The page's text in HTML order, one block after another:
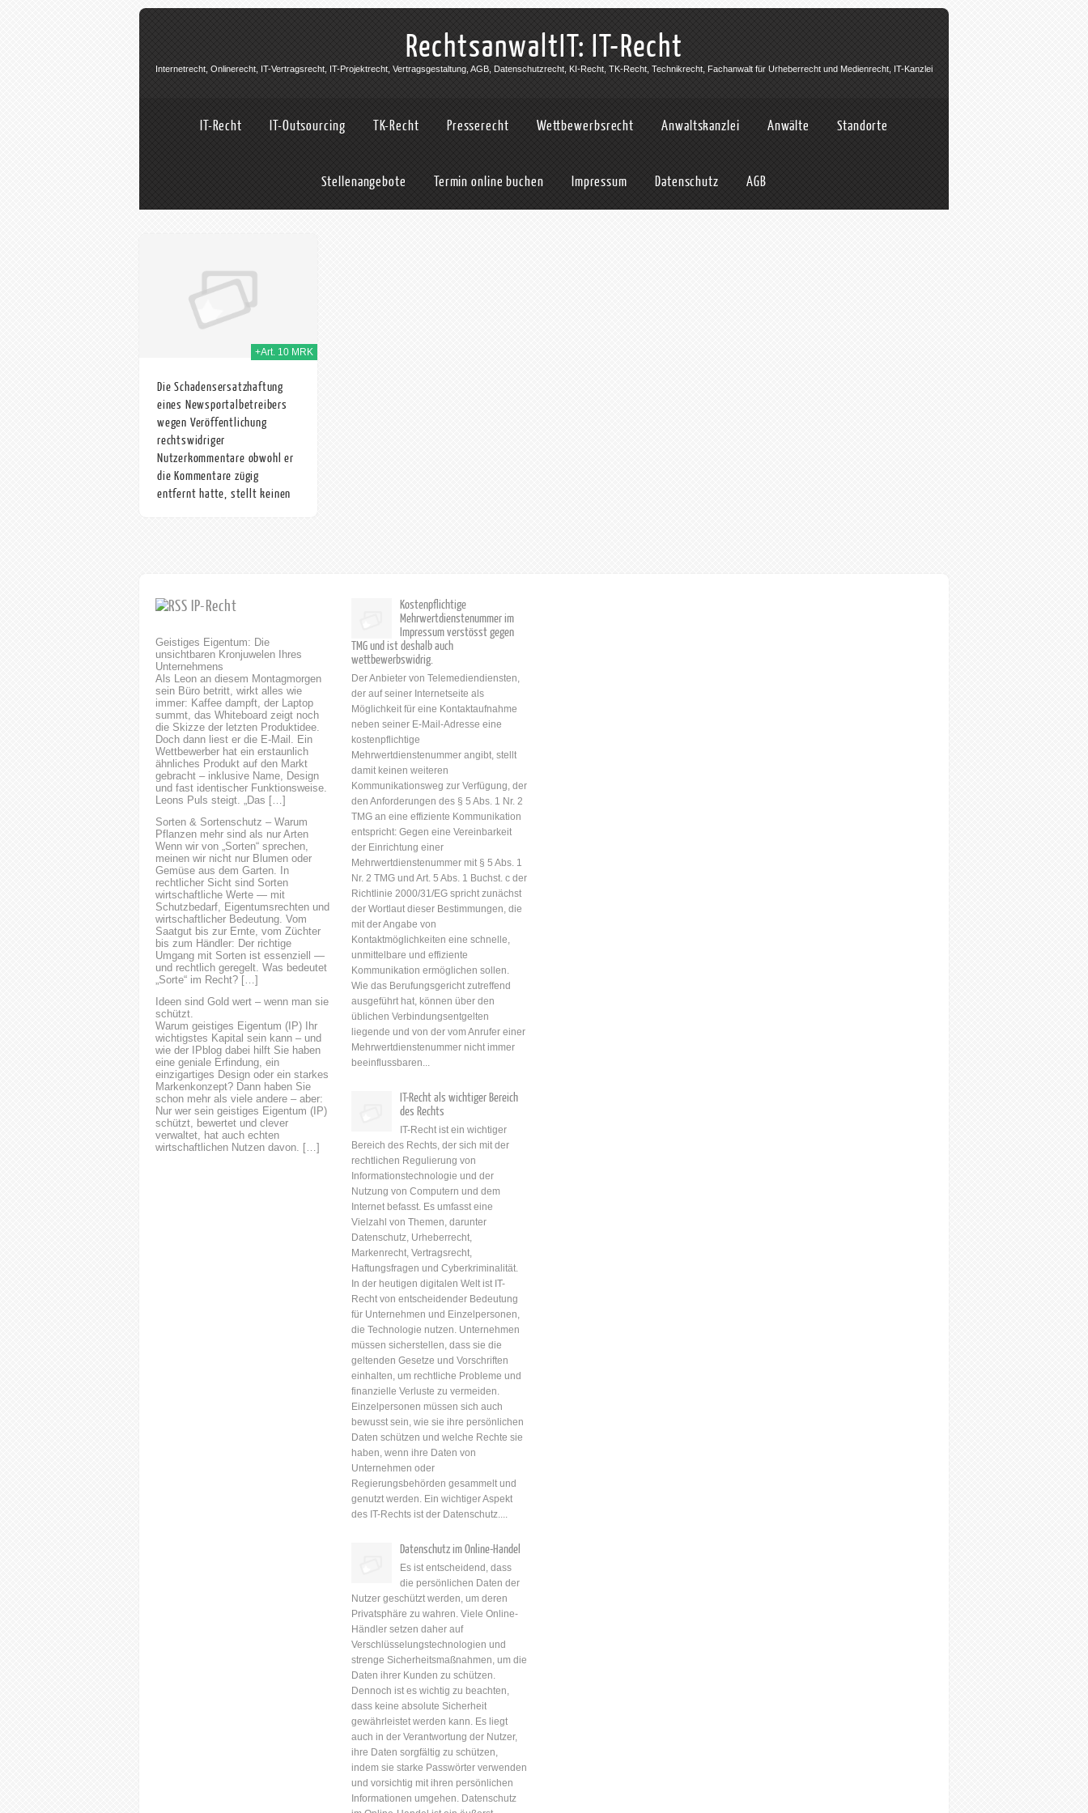
RechtsanwaltIT: IT-Recht
Internetrecht, Onlinerecht, IT-Vertragsrecht, IT-Projektrecht, Vertragsgestaltung, AGB, Datenschutzrecht, KI-Recht, TK-Recht, Technikrecht, Fachanwalt für Urheberrecht und Medienrecht, IT-Kanzlei
IT-Recht IT-Outsourcing TK-Recht Presserecht Wettbewerbsrecht Anwaltskanzlei Anwälte Standorte
Stellenangebote Termin online buchen Impressum Datenschutz AGB
+Art. 10 MRK
Die Schadensersatzhaftung
eines Newsportalbetreibers
wegen Veröffentlichung
rechtswidriger
Nutzerkommentare obwohl er
die Kommentare zügig
entfernt hatte, stellt keinen
Die Schadensersatzhaftung
wegen Veröffentlichung
rechtswidriger
Nutzerkommentare obwohl er
die Kommentare zügig
entfernt hatte, nachdem er auf
deren Rechtswidrigkeit
hingewiesen wurde, stellt
keinen Verstoss gegen Art 10
MRK dar.
IP-Recht
Geistiges Eigentum: Die
unsichtbaren Kronjuwelen Ihres
Unternehmens
Als Leon an diesem Montagmorgen
sein Büro betritt, wirkt alles wie
immer: Kaffee dampft, der Laptop
summt, das Whiteboard zeigt noch
die Skizze der letzten Produktidee.
Doch dann liest er die E-Mail. Ein
Wettbewerber hat ein erstaunlich
ähnliches Produkt auf den Markt
gebracht – inklusive Name, Design
und fast identischer Funktionsweise.
Leons Puls steigt. „Das […]
Sorten & Sortenschutz – Warum
Pflanzen mehr sind als nur Arten
Wenn wir von „Sorten“ sprechen,
meinen wir nicht nur Blumen oder
Gemüse aus dem Garten. In
rechtlicher Sicht sind Sorten
wirtschaftliche Werte — mit
Schutzbedarf, Eigentumsrechten und
wirtschaftlicher Bedeutung. Vom
Saatgut bis zur Ernte, vom Züchter
bis zum Händler: Der richtige
Umgang mit Sorten ist essenziell —
und rechtlich geregelt. Was bedeutet
„Sorte“ im Recht? […]
Ideen sind Gold wert – wenn man sie
schützt.
Warum geistiges Eigentum (IP) Ihr
wichtigstes Kapital sein kann – und
wie der IPblog dabei hilft Sie haben
eine geniale Erfindung, ein
einzigartiges Design oder ein starkes
Markenkonzept? Dann haben Sie
schon mehr als viele andere – aber:
Nur wer sein geistiges Eigentum (IP)
schützt, bewertet und clever
verwaltet, hat auch echten
wirtschaftlichen Nutzen davon. […]
Kostenpflichtige
Mehrwertdienstenummer im
Impressum verstösst gegen
TMG und ist deshalb auch
wettbewerbswidrig.
Der Anbieter von Telemediendiensten,
der auf seiner Internetseite als
Möglichkeit für eine Kontaktaufnahme
neben seiner E-Mail-Adresse eine
kostenpflichtige
Mehrwertdienstenummer angibt, stellt
damit keinen weiteren
Kommunikationsweg zur Verfügung, der
den Anforderungen des § 5 Abs. 1 Nr. 2
TMG an eine effiziente Kommunikation
entspricht: Gegen eine Vereinbarkeit
der Einrichtung einer
Mehrwertdienstenummer mit § 5 Abs. 1
Nr. 2 TMG und Art. 5 Abs. 1 Buchst. c der
Richtlinie 2000/31/EG spricht zunächst
der Wortlaut dieser Bestimmungen, die
mit der Angabe von
Kontaktmöglichkeiten eine schnelle,
unmittelbare und effiziente
Kommunikation ermöglichen sollen.
Wie das Berufungsgericht zutreffend
ausgeführt hat, können über den
üblichen Verbindungsentgelten
liegende und von der vom Anrufer einer
Mehrwertdienstenummer nicht immer
beeinflussbaren...
IT-Recht als wichtiger Bereich
des Rechts
IT-Recht ist ein wichtiger
Bereich des Rechts, der sich mit der
rechtlichen Regulierung von
Informationstechnologie und der
Nutzung von Computern und dem
Internet befasst. Es umfasst eine
Vielzahl von Themen, darunter
Datenschutz, Urheberrecht,
Markenrecht, Vertragsrecht,
Haftungsfragen und Cyberkriminalität.
In der heutigen digitalen Welt ist IT-
Recht von entscheidender Bedeutung
für Unternehmen und Einzelpersonen,
die Technologie nutzen. Unternehmen
müssen sicherstellen, dass sie die
geltenden Gesetze und Vorschriften
einhalten, um rechtliche Probleme und
finanzielle Verluste zu vermeiden.
Einzelpersonen müssen sich auch
bewusst sein, wie sie ihre persönlichen
Daten schützen und welche Rechte sie
haben, wenn ihre Daten von
Unternehmen oder
Regierungsbehörden gesammelt und
genutzt werden. Ein wichtiger Aspekt
des IT-Rechts ist der Datenschutz....
Datenschutz im Online-Handel
Es ist entscheidend, dass
die persönlichen Daten der
Nutzer geschützt werden, um deren
Privatsphäre zu wahren. Viele Online-
Händler setzen daher auf
Verschlüsselungstechnologien und
strenge Sicherheitsmaßnahmen, um die
Daten ihrer Kunden zu schützen.
Dennoch ist es wichtig zu beachten,
dass keine absolute Sicherheit
gewährleistet werden kann. Es liegt
auch in der Verantwortung der Nutzer,
ihre Daten sorgfältig zu schützen,
indem sie starke Passwörter verwenden
und vorsichtig mit ihren persönlichen
Informationen umgehen. Datenschutz